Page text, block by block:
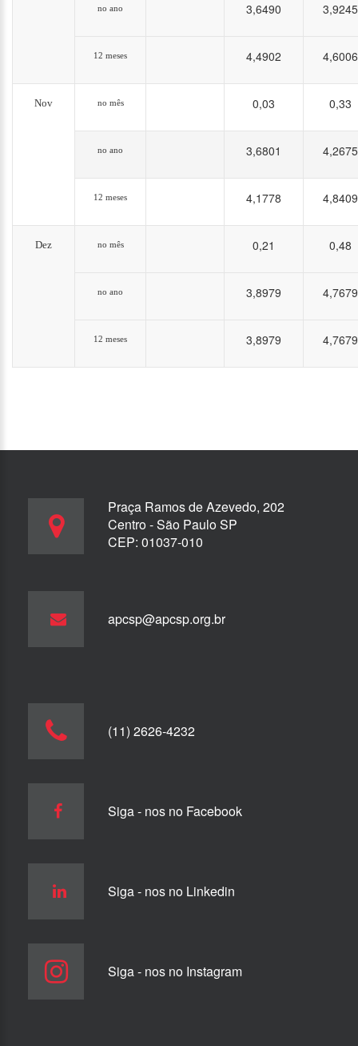
no ano 3,6490 3,9245
12 meses 4,4902 4,6006
Nov no mês 0,03 0,33
no ano 3,6801 4,2675
12 meses 4,1778 4,8409
Dez no mês 0,21 0,48
no ano 3,8979 4,7679
12 meses 3,8979 4,7679
Praça Ramos de Azevedo, 202
Centro - São Paulo SP
CEP: 01037-010
apcsp@apcsp.org.br
(11) 2626-4232
Siga - nos no Facebook
Siga - nos no Linkedin
Siga - nos no Instagram